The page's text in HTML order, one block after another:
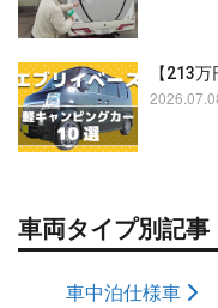
【213
車両タイプ別記事
車中泊仕様車